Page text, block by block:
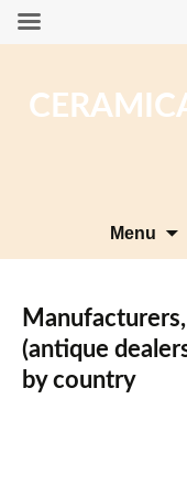
Menu
(antique
by country